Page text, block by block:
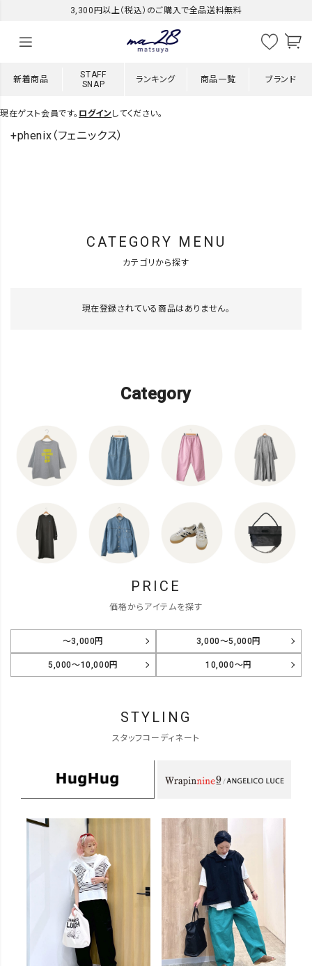
3,300円以上（税込）のご購入で全品送料無料
新着商品
STAFF
SNAP
ランキング 商品一覧 ブランド
現在ゲスト会員です。 ログインしてください。
+phenix（フェニックス）
CATEGORY MENU
カテゴリから探す
現在登録されている商品はありません。
Category
PRICE
価格からアイテムを探す
～3,000円 3,000～5,000円
5,000～10,000円 10,000～円
STYLING
スタッフコーディネート